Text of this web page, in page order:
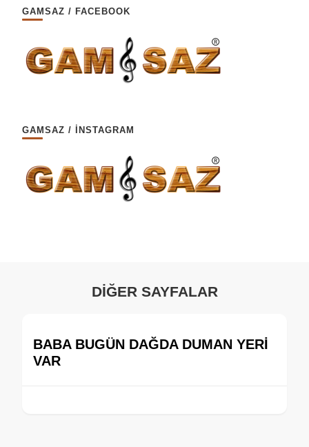
GAMSAZ / FACEBOOK
GAMSAZ / İNSTAGRAM
DİĞER SAYFALAR
BABA BUGÜN DAĞDA DUMAN YERİ
VAR